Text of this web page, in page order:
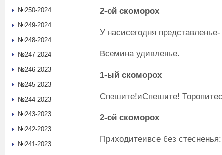
2-ой скоморох
У насисегодня представленье-
Всемина удивленье.
1-ый скоморох
Спешите!иСпешите!
2-ой скоморох
Приходитеивсе без стесненья:
№250-2024
№249-2024
№248-2024
№247-2024
№246-2023
№245-2023
№244-2023
№243-2023
№242-2023
№241-2023